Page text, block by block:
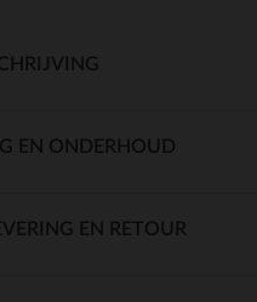
EN ONDERHOUD
EN RETOUR